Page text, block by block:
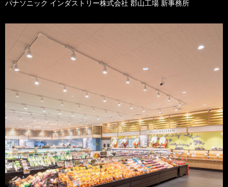
パナソニック インダストリー株式会社 郡山工場 新事務所